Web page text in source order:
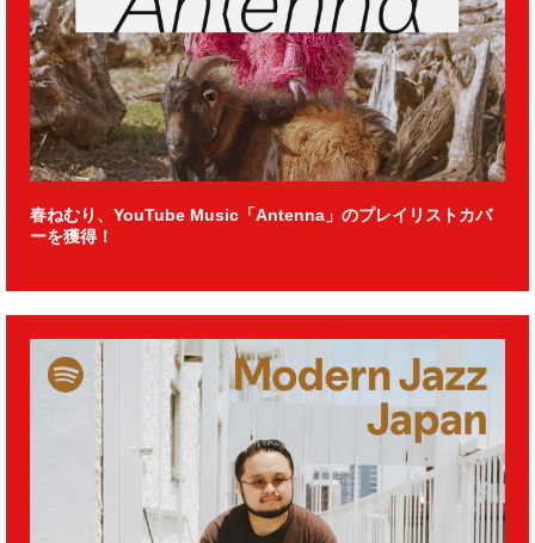
春ねむり、YouTube Music「Antenna」のプレイリストカバ
ーを獲得！